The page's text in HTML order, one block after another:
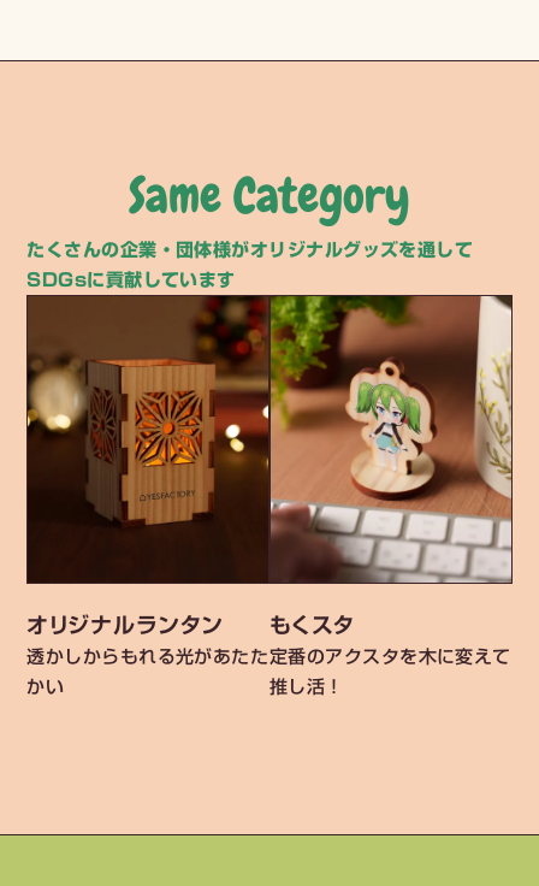
Same Category
たくさんの企業・団体様がオリジナルグッズを通して
SDGsに貢献しています
オリジナルランタン
透かしからもれる光があたた
かい
もくスタ
定番のアクスタを木に変えて
推し活！